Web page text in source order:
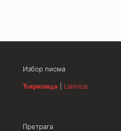
Избор писма
Ћирилица Latinica
Претрага